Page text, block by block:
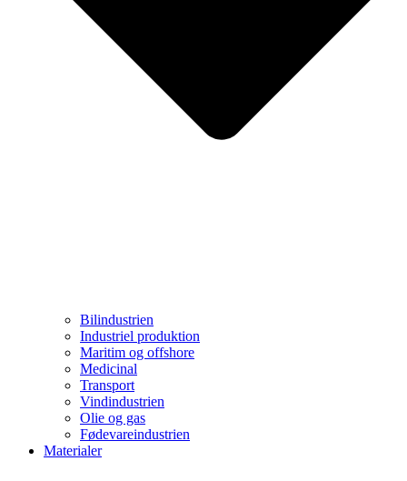
Bilindustrien
Industriel produktion
Maritim og offshore
Medicinal
Transport
Vindindustrien
Olie og gas
Fødevareindustrien
Materialer